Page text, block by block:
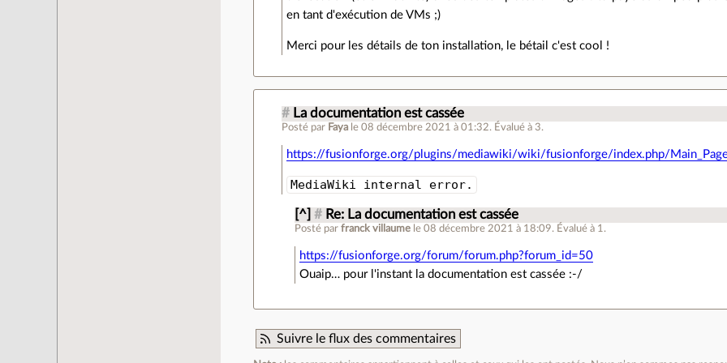
en tant d'exécution de VMs ;)
Merci pour les détails de ton installation, le bétail c'est cool !
# La documentation est cassée
Posté par Faya le 08 décembre 2021 à 01:32. Évalué à 3.
https://fusionforge.org/plugins/mediawiki/wiki/fusionforge/index.php/
MediaWiki internal error.
[^] # Re: La documentation est cassée
Posté parfranck villaume le 08 décembre 2021 à 18:09. Évalué à 1 .
https://fusionforge.org/forum/forum.php?forum_id=50
Ouaip… pour l'instant la documentation est cassée :-/
Suivre le flux des commentaires